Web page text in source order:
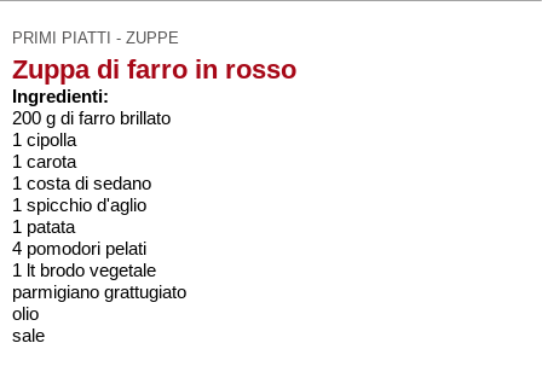
PRIMI PIATTI - ZUPPE
Zuppa di farro in rosso
Ingredienti:
200 g di farro brillato
1 cipolla
1 carota
1 costa di sedano
1 spicchio d'aglio
1 patata
4 pomodori pelati
1 lt brodo vegetale
parmigiano grattugiato
olio
sale